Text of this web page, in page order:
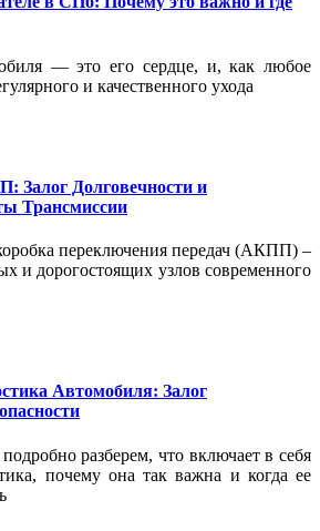
— это его сердце, и, как любое
и качественного ухода
Залог Долговечности и
Трансмиссии
переключения передач (АКПП) –
и дорогостоящих узлов современного
Автомобиля: Залог
разберем, что включает в себя
почему она так важна и когда ее